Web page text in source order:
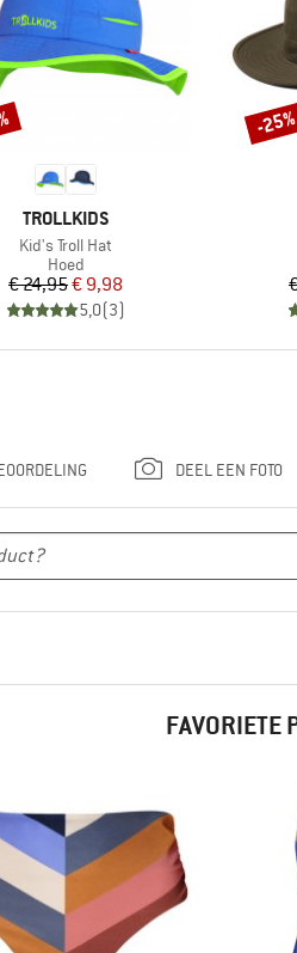
MERK
TROLLKIDS
Artikel
Kid's Troll Hat
Productgroep
Hoed
Prijs
€ 24,95Verlaagde prijs
€ 9,98
5,0(3)
-
DEEL EEN FOTO
FAVORIETE